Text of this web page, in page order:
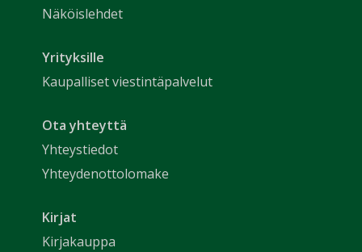
Näköislehdet
Yrityksille
Kaupalliset viestintäpalvelut
Ota yhteyttä
Yhteystiedot
Yhteydenottolomake
Kirjat
Kirjakauppa